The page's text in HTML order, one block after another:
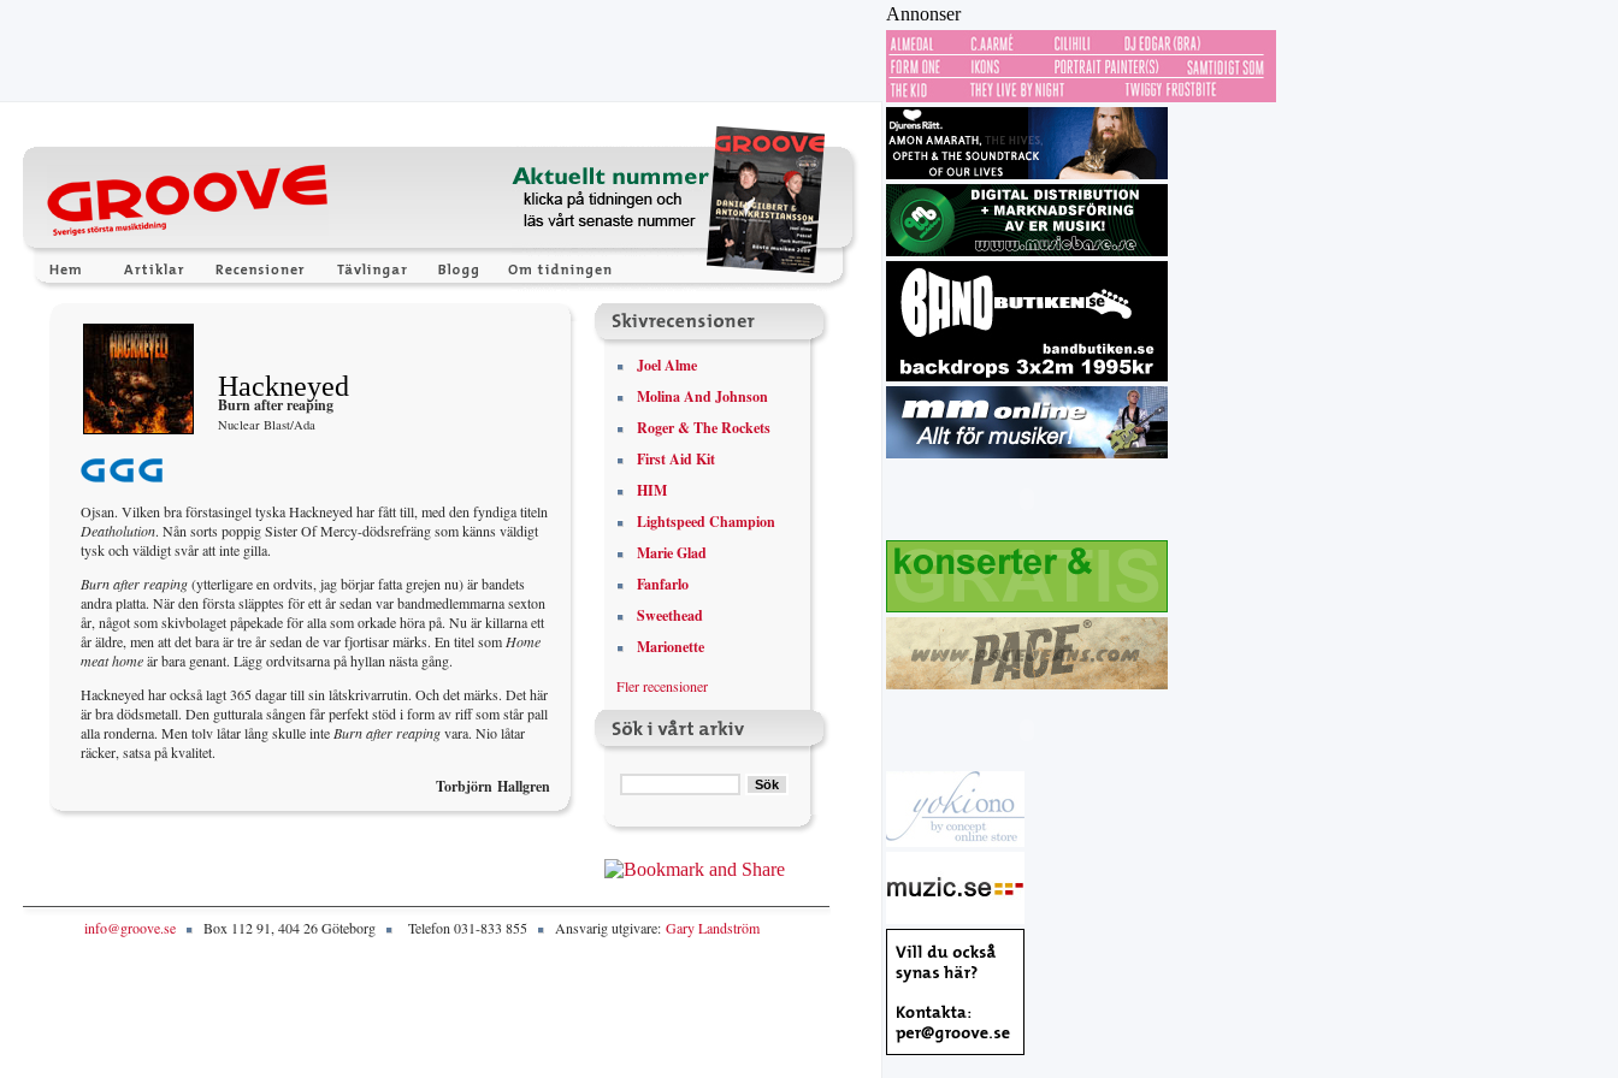
Annonser
Hackneyed
Burn after reaping
Nuclear Blast/Ada
Ojsan. Vilken bra förstasingel tyska Hackneyed har fått till, med den fyndiga titeln
Deatholution. Nån sorts poppig Sister Of Mercy-dödsrefräng som känns väldigt
tysk och väldigt svår att inte gilla.
Burn after reaping(ytterligare en ordvits, jag börjar fatta grejen nu) är bandets
andra platta. När den första släpptes för ett år sedan var bandmedlemmarna sexton
år, något som skivbolaget påpekade för alla som orkade höra på. Nu är killarna ett
år äldre, men att det bara är tre år sedan de var fjortisar märks. En titel som Home
meat homeär bara genant. Lägg ordvitsarna på hyllan nästa gång.
Hackneyed har också lagt 365 dagar till sin låtskrivarrutin. Och det märks. Det här
är bra dödsmetall. Den gutturala sången får perfekt stöd i form av riff som står pall
alla ronderna. Men tolv låtar lång skulle inte Burn after reapingvara. Nio låtar
räcker, satsa på kvalitet.
Torbjörn Hallgren
Joel Alme
Molina And Johnson
Roger & The Rockets
First Aid Kit
HIM
Lightspeed Champion
Marie Glad
Fanfarlo
Sweethead
Marionette
Fler recensioner
info@groove.se Box 112 91, 404 26 Göteborg Telefon 031-833 855 Ansvarig utgivare: Gary Landström